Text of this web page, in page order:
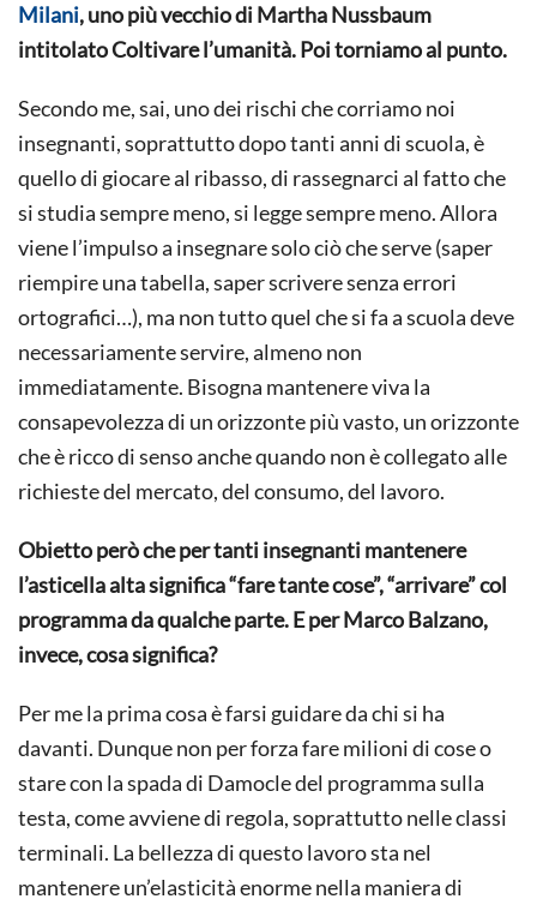
Milani, uno più vecchio di Martha Nussbaum
intitolato Coltivare l’umanità. Poi torniamo al punto.
Secondo me, sai, uno dei rischi che corriamo noi
insegnanti, soprattutto dopo tanti anni di scuola, è
quello di giocare al ribasso, di rassegnarci al fatto che
si studia sempre meno, si legge sempre meno. Allora
viene l’impulso a insegnare solo ciò che serve (saper
riempire una tabella, saper scrivere senza errori
ortografici…), ma non tutto quel che si fa a scuola deve
necessariamente servire, almeno non
immediatamente. Bisogna mantenere viva la
consapevolezza di un orizzonte più vasto, un orizzonte
che è ricco di senso anche quando non è collegato alle
richieste del mercato, del consumo, del lavoro.
Obietto però che per tanti insegnanti mantenere
l’asticella alta significa “fare tante cose”, “arrivare” col
programma da qualche parte. E per Marco Balzano,
invece, cosa significa?
Per me la prima cosa è farsi guidare da chi si ha
davanti. Dunque non per forza fare milioni di cose o
stare con la spada di Damocle del programma sulla
testa, come avviene di regola, soprattutto nelle classi
terminali. La bellezza di questo lavoro sta nel
mantenere un’elasticità enorme nella maniera di